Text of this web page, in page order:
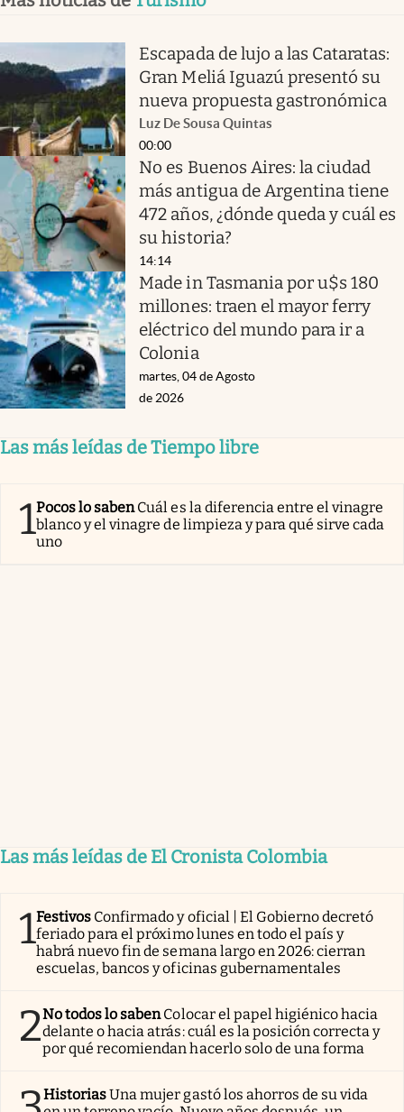
Escapada de lujo a las Cataratas:
Gran Meliá Iguazú presentó su
nueva propuesta gastronómica
Luz De Sousa Quintas
00:00
No es Buenos Aires: la ciudad
más antigua de Argentina tiene
472 años, ¿dónde queda y cuál es
su historia?
14:14
Made in Tasmania por u$s 180
millones: traen el mayor ferry
eléctrico del mundo para ir a
Colonia
martes, 04 de Agosto
de 2026
Las más leídas de Tiempo libre
1Pocos lo sabenCuál es la diferencia entre el vinagre
blanco y el vinagre de limpieza y para qué sirve cada
uno
Las más leídas de El Cronista Colombia
1Festivos Confirmado y oficial | El Gobierno decretó
feriado para el próximo lunes en todo el país y
habrá nuevo fin de semana largo en 2026: cierran
escuelas, bancos y oficinas gubernamentales
2No todos lo sabenColocar el papel higiénico hacia
delante o hacia atrás: cuál es la posición correcta y
por qué recomiendan hacerlo solo de una forma
HistoriasUna mujer gastó los ahorros de su vida